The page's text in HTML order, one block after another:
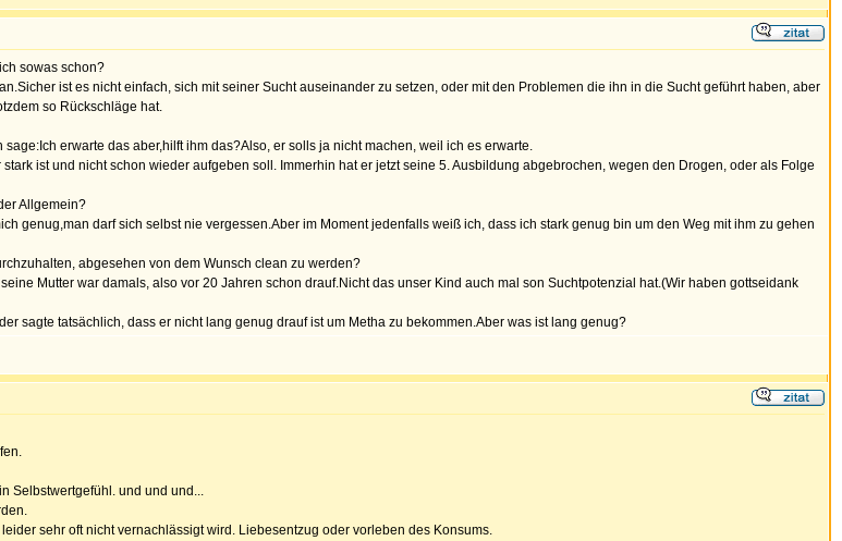
sowas schon?
ist es nicht einfach, sich mit seiner Sucht auseinander zu setzen, oder mit den Problemen die ihn in die Sucht geführt haben, aber
so Rückschläge hat.
erwarte das aber,hilft ihm das?Also, er solls ja nicht machen, weil ich es erwarte.
ist und nicht schon wieder aufgeben soll. Immerhin hat er jetzt seine 5. Ausbildung abgebrochen, wegen den Drogen, oder als Folge
Allgemein?
genug,man darf sich selbst nie vergessen.Aber im Moment jedenfalls weiß ich, dass ich stark genug bin um den Weg mit ihm zu gehen
abgesehen von dem Wunsch clean zu werden?
Mutter war damals, also vor 20 Jahren schon drauf.Nicht das unser Kind auch mal son Suchtpotenzial hat.(Wir haben gottseidank
sagte tatsächlich, dass er nicht lang genug drauf ist um Metha zu bekommen.Aber was ist lang genug?
Selbstwertgefühl. und und und...
sehr oft nicht vernachlässigt wird. Liebesentzug oder vorleben des Konsums.